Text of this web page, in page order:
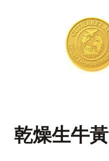
乾燥生牛黃